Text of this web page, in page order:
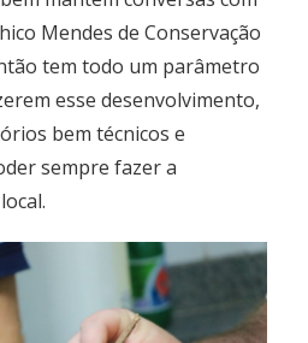
Mendes de Conservação
tem todo um parâmetro
esse desenvolvimento,
bem técnicos e
sempre fazer a